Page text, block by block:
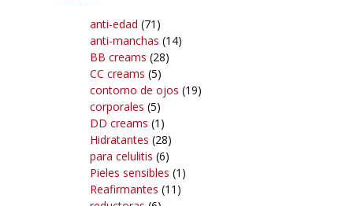
anti-edad (71)
anti-manchas (14)
BB creams (28)
CC creams (5)
contorno de ojos (19)
corporales (5)
DD creams (1)
Hidratantes (28)
para celulitis (6)
Pieles sensibles (1)
Reafirmantes (11)